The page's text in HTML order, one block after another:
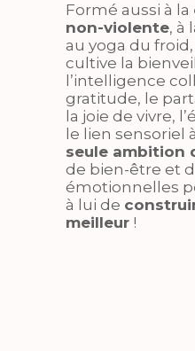
Formé aussi à la
non-violente, à
au yoga du
cultive la
l’intelligence
gratitude, le
la joie de vivre,
le lien sensoriel
seule ambition
de bien-être et
émotionnelles
à lui de
meilleur !